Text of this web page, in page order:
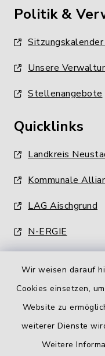
Wir weisen darauf
Cookies einsetzen,
Website zu
weiterer Dienste
Weitere
Politik &
Unsere
Stellenangebote
Quicklinks
Landkreis
Kommunale
LAG Aischgrund
N-ERGIE